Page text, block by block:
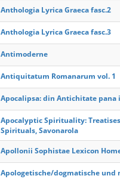
Anthologia Lyrica Graeca fasc.2
Anthologia Lyrica Graeca fasc.3
Antimoderne
Antiquitatum Romanarum vol. 1
Apocalipsa: din Antichitate
Apocalyptic Spirituality:
Spirituals, Savonarola
Apollonii Sophistae Lexicon
Apologetische/dogmatische